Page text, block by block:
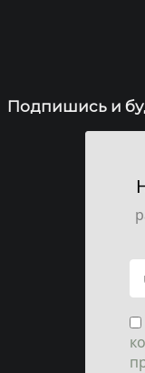
Подпишись и